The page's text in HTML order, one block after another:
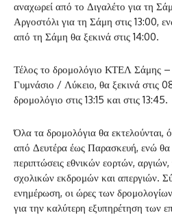
αναχωρεί από το Διγαλέτο για τη
Αργοστόλι για τη Σάμη στις 13:00,
από τη Σάμη θα ξεκινά στις 14:00.
Τέλος το δρομολόγιο ΚΤΕΛ Σάμης
Γυμνάσιο / Λύκειο, θα ξεκινά στις
δρομολόγιο στις 13:15 και στις 13:45.
Όλα τα δρομολόγια θα εκτελούνται,
από Δευτέρα έως Παρασκευή, ενώ θα
περιπτώσεις εθνικών εορτών,
σχολικών εκδρομών και απεργιών.
ενημέρωση, οι ώρες των
για την καλύτερη εξυπηρέτηση των